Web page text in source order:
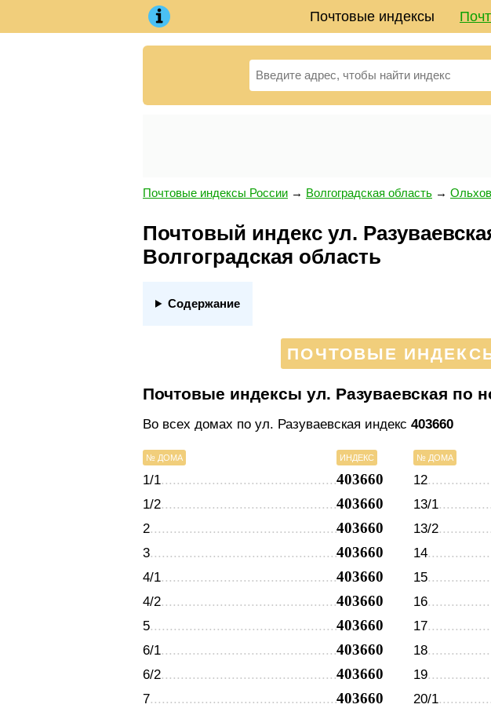
Почтовые индексы
Почтовые индексы России → Волгоградская область →
Почтовый индекс ул.
Волгоградская область
Содержание
ПОЧТОВЫЕ
Почтовые индексы ул. Разуваевская по
Во всех домах по ул. Разуваевская индекс 403660
№ ДОМА ИНДЕКС
1/1 403660
1/2 403660
2 403660
3 403660
4/1 403660
4/2 403660
5 403660
6/1 403660
6/2 403660
7 403660
№ ДОМА
12
13/1
13/2
14
15
16
17
18
19
20/1